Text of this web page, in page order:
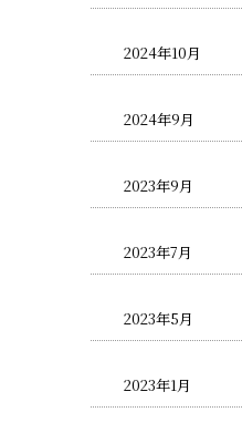
2024年10月
2024年9月
2023年9月
2023年7月
2023年5月
2023年1月